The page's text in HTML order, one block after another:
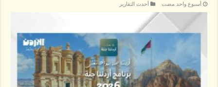
‏أسبوع واحد مضت أحدث التقارير